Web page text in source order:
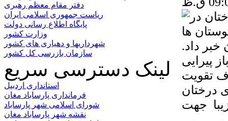
داد.
پیرایی
تقویت
درختان
دفتر مقام معظم رهبری
ریاست جمهوری اسلامی ایران
پایگاه اطلاع رسانی دولت
وزارت کشور
شهرداریها و دهیاری های کشور
سازمان بازرسی کل کشور
لینک دسترسی سریع
استانداری اردبیل
فرمانداری پارساباد مغان
شورای اسلامی شهر پارساباد
نقشه شهر پارساباد مغان